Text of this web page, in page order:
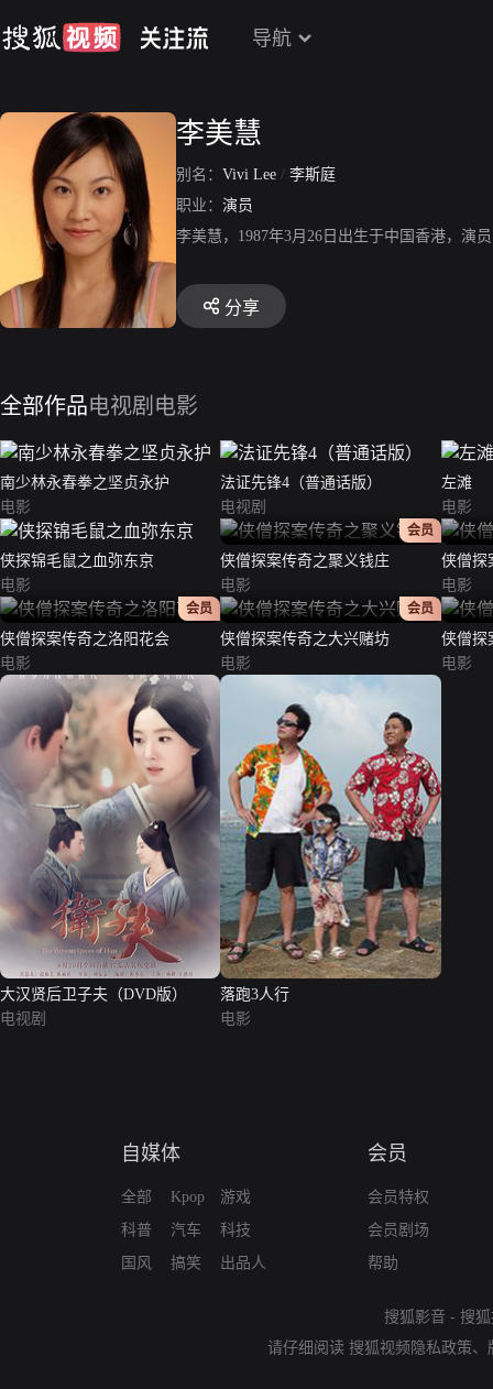
导航
李美慧
别名： Vivi Lee / 李斯庭
职业： 演员
李美慧，1987年3月26日出生于中国香港，演
分享
全部作品电视剧 电影
南少林永春拳之坚贞永护
电影
法证先锋4（普通话版）
电视剧
左滩
电影
侠探锦毛鼠之血弥东京
电影
正片
会员
侠僧探案传奇之聚义钱庄
电影
侠僧探
电影
正片
会员
侠僧探案传奇之洛阳花会
电影
正片
会员
侠僧探案传奇之大兴赌坊
电影
侠僧探
电影
大汉贤后卫子夫（DVD版）
电视剧
落跑3人行
电影
自媒体
全部
科普
国风
Kpop
汽车
搞笑
游戏
科技
出品人
会员
会员特权
会员剧场
帮助
搜狐影音 - 搜
请仔细阅读 搜狐视频隐私政策、